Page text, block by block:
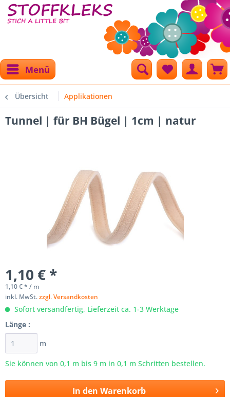
Menü
Übersicht Applikationen
Tunnel | für BH Bügel | 1cm | natur
1,10 € *
1,10 € * / m
inkl. MwSt.zzgl. Versandkosten
Sofort versandfertig, Lieferzeit ca. 1-3 Werktage
Länge :
m
Sie können von 0,1 m bis 9 m in 0,1 m Schritten bestellen.
In den Warenkorb